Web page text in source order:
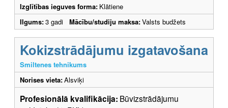
Izglītības ieguves forma: Klātiene
Ilgums:3 gadi Mācību/studiju maksa:Valsts budžets
Kokizstrādājumu izgatavošana
Smiltenes tehnikums
Norises vieta:Alsviķi
Profesionālā kvalifikācija: Būvizstrādājumu